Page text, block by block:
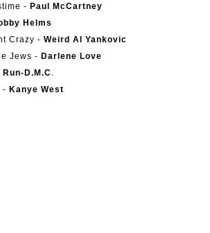
- Paul McCartney
Helms
Crazy - Weird Al Yankovic
Jews - Darlene Love
Run-D.M.C
- Kanye West